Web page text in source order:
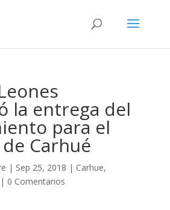
la entrega del
para el
Carhué
| Sep 25, 2018 | Carhue,
| 0 Comentarios